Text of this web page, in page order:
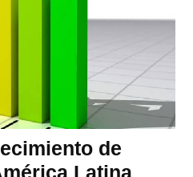
de
Latina